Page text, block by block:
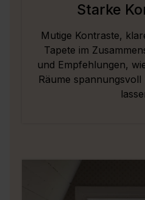
Starke
Mutige Kontraste,
Tapete im
und Empfehlungen,
Räume